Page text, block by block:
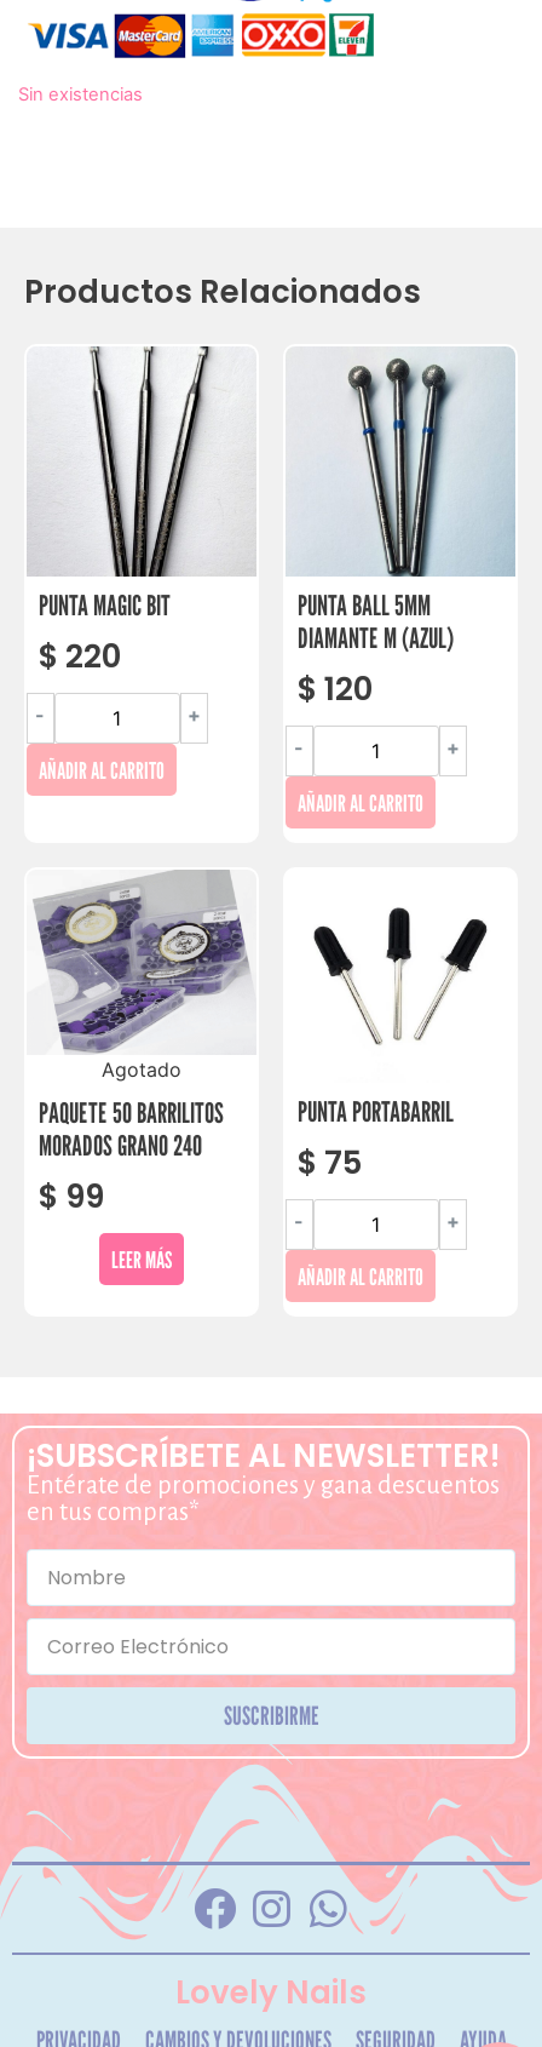
Sin existencias
Productos Relacionados
PUNTA MAGIC BIT
$ 220
- +
AÑADIR AL CARRITO
PUNTA BALL 5MM
DIAMANTE M (AZUL)
$ 120
- +
AÑADIR AL CARRITO
Agotado
PAQUETE 50 BARRILITOS
MORADOS GRANO 240
$ 99
LEER MÁS
PUNTA PORTABARRIL
$ 75
- +
AÑADIR AL CARRITO
¡SUBSCRÍBETE AL NEWSLETTER!
Entérate de promociones y gana descuentos
en tus compras*
SUSCRIBIRME
Lovely Nails
PRIVACIDAD CAMBIOS Y DEVOLUCIONES SEGURIDAD AYUDA